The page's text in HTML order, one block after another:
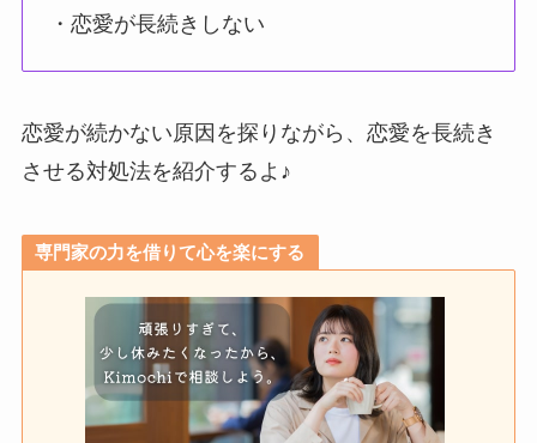
・恋愛が長続きしない
恋愛が続かない原因を探りながら、恋愛を長続き
させる対処法を紹介するよ♪
専門家の力を借りて心を楽にする